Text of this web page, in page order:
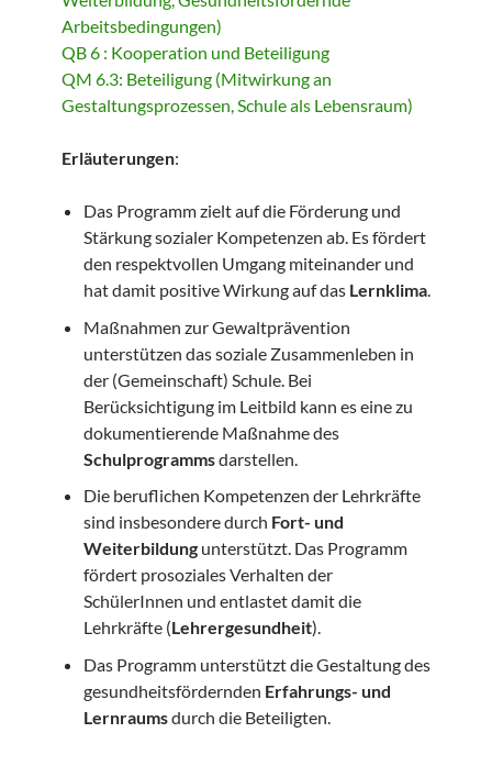
Arbeitsbedingungen)
QB 6 : Kooperation und Beteiligung
QM 6.3: Beteiligung (Mitwirkung an
Gestaltungsprozessen, Schule als Lebensraum)
Erläuterungen:
Das Programm zielt auf die Förderung und
Stärkung sozialer Kompetenzen ab. Es fördert
den respektvollen Umgang miteinander und
hat damit positive Wirkung auf das Lernklima.
Maßnahmen zur Gewaltprävention
unterstützen das soziale Zusammenleben in
der (Gemeinschaft) Schule. Bei
Berücksichtigung im Leitbild kann es eine zu
dokumentierende Maßnahme des
Schulprogrammsdarstellen.
Die beruflichen Kompetenzen der Lehrkräfte
sind insbesondere durch Fort- und
Weiterbildung unterstützt. Das Programm
fördert prosoziales Verhalten der
SchülerInnen und entlastet damit die
Lehrkräfte (Lehrergesundheit).
Das Programm unterstützt die Gestaltung des
gesundheitsfördernden Erfahrungs- und
Lernraumsdurch die Beteiligten.